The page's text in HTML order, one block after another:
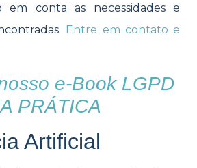
em conta as necessidades e
Entre em contato e
e-Book LGPD
PRÁTICA
Artificial